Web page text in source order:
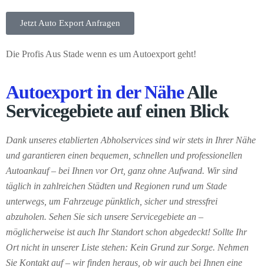
Jetzt Auto Export Anfragen
Die Profis Aus Stade wenn es um Autoexport geht!
Autoexport in der NäheAlle
Servicegebiete auf einen Blick
Dank unseres etablierten Abholservices sind wir stets in Ihrer Nähe
und garantieren einen bequemen, schnellen und professionellen
Autoankauf – bei Ihnen vor Ort, ganz ohne Aufwand. Wir sind
täglich in zahlreichen Städten und Regionen rund um Stade
unterwegs, um Fahrzeuge pünktlich, sicher und stressfrei
abzuholen. Sehen Sie sich unsere Servicegebiete an –
möglicherweise ist auch Ihr Standort schon abgedeckt! Sollte Ihr
Ort nicht in unserer Liste stehen: Kein Grund zur Sorge. Nehmen
Sie Kontakt auf – wir finden heraus, ob wir auch bei Ihnen eine